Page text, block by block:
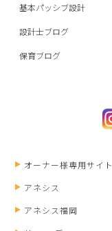
基本パッシブ設計
設計士ブログ
保育ブログ
オーナー様専用サイト
アネシス
アネシス福岡